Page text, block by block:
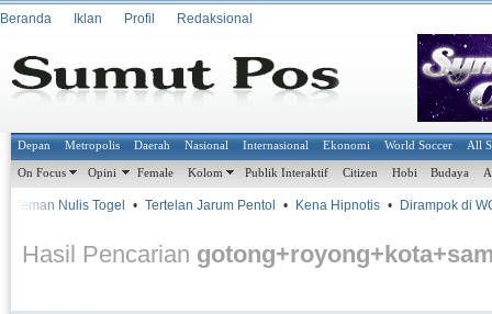
Beranda Iklan Profil Redaksional
Depan Metropolis Daerah Nasional Internasional Ekonomi World Soccer All
On Focus Opini Female Kolom Publik Interaktif Citizen Hobi Budaya
Teman Nulis Togel Tertelan Jarum Pentol Kena Hipnotis Dirampok di
Hasil Pencarian